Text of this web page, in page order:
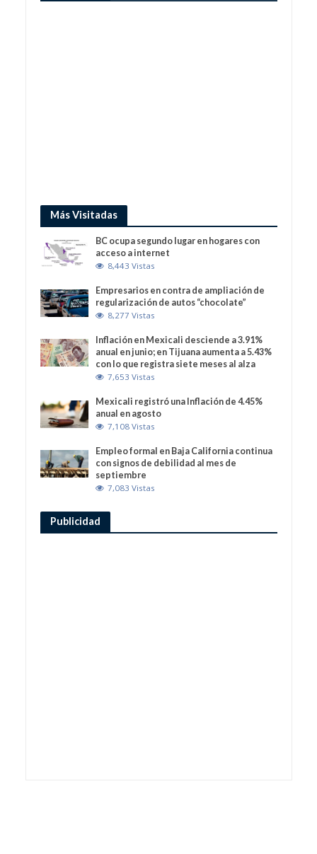
Más Visitadas
BC ocupa segundo lugar en hogares con
acceso a internet
8,443 Vistas
Empresarios en contra de ampliación de
regularización de autos “chocolate”
8,277 Vistas
Inflación en Mexicali desciende a 3.91%
anual en junio; en Tijuana aumenta a 5.43%
con lo que registra siete meses al alza
7,653 Vistas
Mexicali registró una Inflación de 4.45%
anual en agosto
7,108 Vistas
Empleo formal en Baja California continua
con signos de debilidad al mes de
septiembre
7,083 Vistas
Publicidad